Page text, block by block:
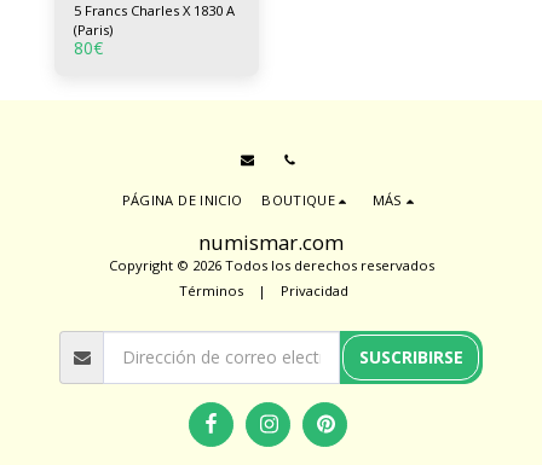
5 Francs Charles X 1830 A
(Paris)
80€
numismar.com
Copyright © 2026 Todos los derechos reservados
Términos | Privacidad
PÁGINA DE INICIO BOUTIQUE MÁS
SUSCRIBIRSE